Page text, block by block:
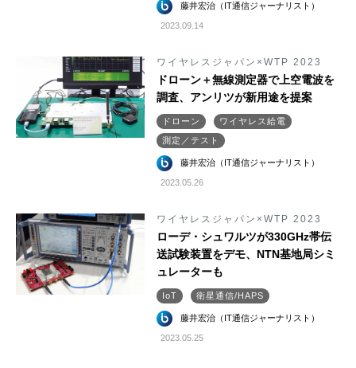
藤井宏治（IT通信ジャーナリスト）
2023.09.14
ワイヤレスジャパン×WTP 2023
ドローン＋無線測定器で上空電波を
調査、アンリツが新用途を提案
ドローン
ワイヤレス給電
測定／テスト
藤井宏治（IT通信ジャーナリスト）
2023.05.26
ワイヤレスジャパン×WTP 2023
ローデ・シュワルツが330GHz帯伝
送試験装置をデモ、NTN基地局シミ
ュレーターも
IoT 衛星通信/HAPS
藤井宏治（IT通信ジャーナリスト）
2023.05.25